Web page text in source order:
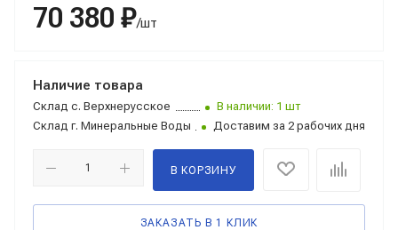
70 380 ₽/шт
Наличие товара
Склад с. Верхнерусское
В наличии: 1 шт
Склад г. Минеральные Воды Доставим за 2 рабочих дня
В КОРЗИНУ
ЗАКАЗАТЬ В 1 КЛИК